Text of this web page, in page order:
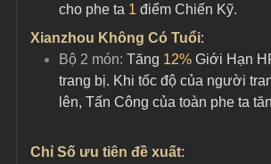
cho phe ta 1 điểm Chiến Kỹ.
Xianzhou Không Có Tuổi:
Bộ 2 món: Tăng 12% Giới Hạn
trang bị. Khi tốc độ của người
lên, Tấn Công của toàn phe ta
Chỉ Số ưu tiên đề xuất: